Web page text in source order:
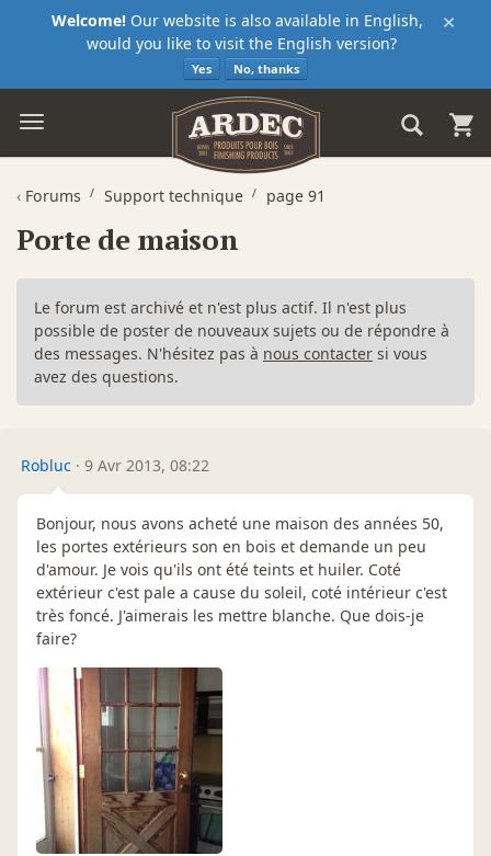
×
Welcome! Our website is also available in English,
would you like to visit the English version?
Yes No, thanks
‹ Forums Support technique page 91
Porte de maison
Le forum est archivé et n'est plus actif. Il n'est plus
possible de poster de nouveaux sujets ou de répondre à
des messages. N'hésitez pas à nous contacter si vous
avez des questions.
Robluc · 9 Avr 2013, 08:22
Bonjour, nous avons acheté une maison des années 50,
les portes extérieurs son en bois et demande un peu
d'amour. Je vois qu'ils ont été teints et huiler. Coté
extérieur c'est pale a cause du soleil, coté intérieur c'est
très foncé. J'aimerais les mettre blanche. Que dois-je
faire?